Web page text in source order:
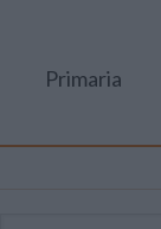
Primaria